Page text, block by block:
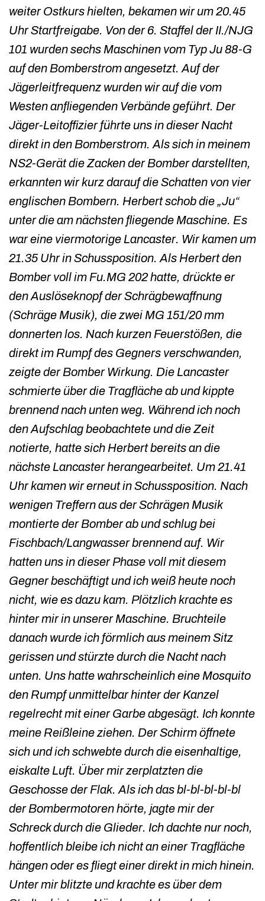
weiter Ostkurs hielten, bekamen wir um 20.45
Uhr Startfreigabe. Von der 6. Staffel der II./NJG
101 wurden sechs Maschinen vom Typ Ju 88-G
auf den Bomberstrom angesetzt. Auf der
Jägerleitfrequenz wurden wir auf die vom
Westen anfliegenden Verbände geführt. Der
Jäger-Leitoffizier führte uns in dieser Nacht
direkt in den Bomberstrom. Als sich in meinem
NS2-Gerät die Zacken der Bomber darstellten,
erkannten wir kurz darauf die Schatten von vier
englischen Bombern. Herbert schob die „Ju“
unter die am nächsten fliegende Maschine. Es
war eine viermotorige Lancaster. Wir kamen um
21.35 Uhr in Schussposition. Als Herbert den
Bomber voll im Fu.MG 202 hatte, drückte er
den Auslöseknopf der Schrägbewaffnung
(Schräge Musik), die zwei MG 151/20 mm
donnerten los. Nach kurzen Feuerstößen, die
direkt im Rumpf des Gegners verschwanden,
zeigte der Bomber Wirkung. Die Lancaster
schmierte über die Tragfläche ab und kippte
brennend nach unten weg. Während ich noch
den Aufschlag beobachtete und die Zeit
notierte, hatte sich Herbert bereits an die
nächste Lancaster herangearbeitet. Um 21.41
Uhr kamen wir erneut in Schussposition. Nach
wenigen Treffern aus der Schrägen Musik
montierte der Bomber ab und schlug bei
Fischbach/Langwasser brennend auf. Wir
hatten uns in dieser Phase voll mit diesem
Gegner beschäftigt und ich weiß heute noch
nicht, wie es dazu kam. Plötzlich krachte es
hinter mir in unserer Maschine. Bruchteile
danach wurde ich förmlich aus meinem Sitz
gerissen und stürzte durch die Nacht nach
unten. Uns hatte wahrscheinlich eine Mosquito
den Rumpf unmittelbar hinter der Kanzel
regelrecht mit einer Garbe abgesägt. Ich konnte
meine Reißleine ziehen. Der Schirm öffnete
sich und ich schwebte durch die eisenhaltige,
eiskalte Luft. Über mir zerplatzten die
Geschosse der Flak. Als ich das bl-bl-bl-bl-bl
der Bombermotoren hörte, jagte mir der
Schreck durch die Glieder. Ich dachte nur noch,
hoffentlich bleibe ich nicht an einer Tragfläche
hängen oder es fliegt einer direkt in mich hinein.
Unter mir blitzte und krachte es über dem